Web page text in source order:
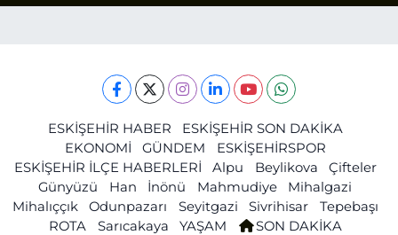
ESKİŞEHİR HABER
ESKİŞEHİR SON DAKİKA
EKONOMİ
GÜNDEM
ESKİŞEHİRSPOR
ESKİŞEHİR İLÇE HABERLERİ
Alpu Beylikova
Çifteler
Günyüzü
Han İnönü Mahmudiye
Mihalgazi
Mihalıççık
Odunpazarı Seyitgazi Sivrihisar
Tepebaşı
ROTA
Sarıcakaya YAŞAM
SON DAKİKA